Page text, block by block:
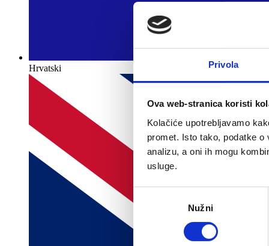
Privola
Ova web-stranica koristi
Kolačiće upotrebljavamo
promet. Isto tako, podatke
analizu, a oni ih mogu
usluge.
Nužni
Hrvatski